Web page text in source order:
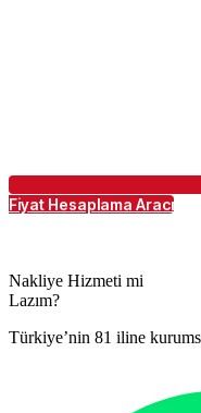
Fiyat Hesaplama Aracı
Nakliye Hizmeti mi
Lazım?
Türkiye’nin 81 iline